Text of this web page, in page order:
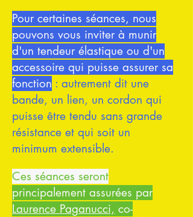
Pour certaines séances, nous
pouvons vous inviter à munir
d'un tendeur élastique ou d'un
accessoire qui puisse assurer sa
fonction : autrement dit une
bande, un lien, un cordon qui
puisse être tendu sans grande
résistance et qui soit un
minimum extensible.
Ces séances seront
principalement assurées par
Laurence Paganucci, co-